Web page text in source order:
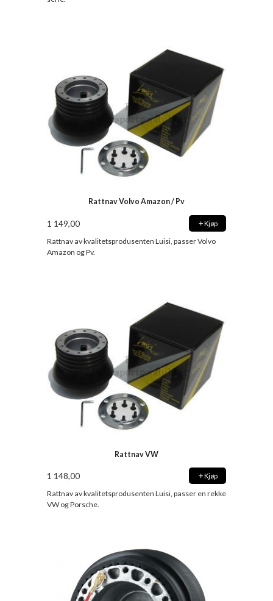
Rattnav Volvo Amazon / Pv
1 149,00 Kjøp
Rattnav av kvalitetsprodusenten Luisi, passer Volvo
Amazon og Pv.
Rattnav VW
1 148,00 Kjøp
Rattnav av kvalitetsprodusenten Luisi, passer en rekke
VW og Porsche.